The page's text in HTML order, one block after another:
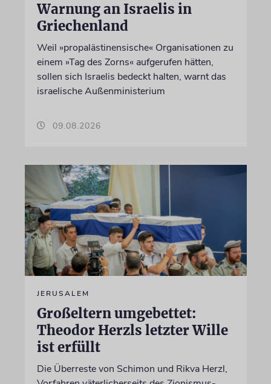
Warnung an Israelis in
Griechenland
Weil »propalästinensische« Organisationen zu
einem »Tag des Zorns« aufgerufen hätten,
sollen sich Israelis bedeckt halten, warnt das
israelische Außenministerium
09.08.2026
JERUSALEM
Großeltern umgebettet:
Theodor Herzls letzter Wille
ist erfüllt
Die Überreste von Schimon und Rikva Herzl,